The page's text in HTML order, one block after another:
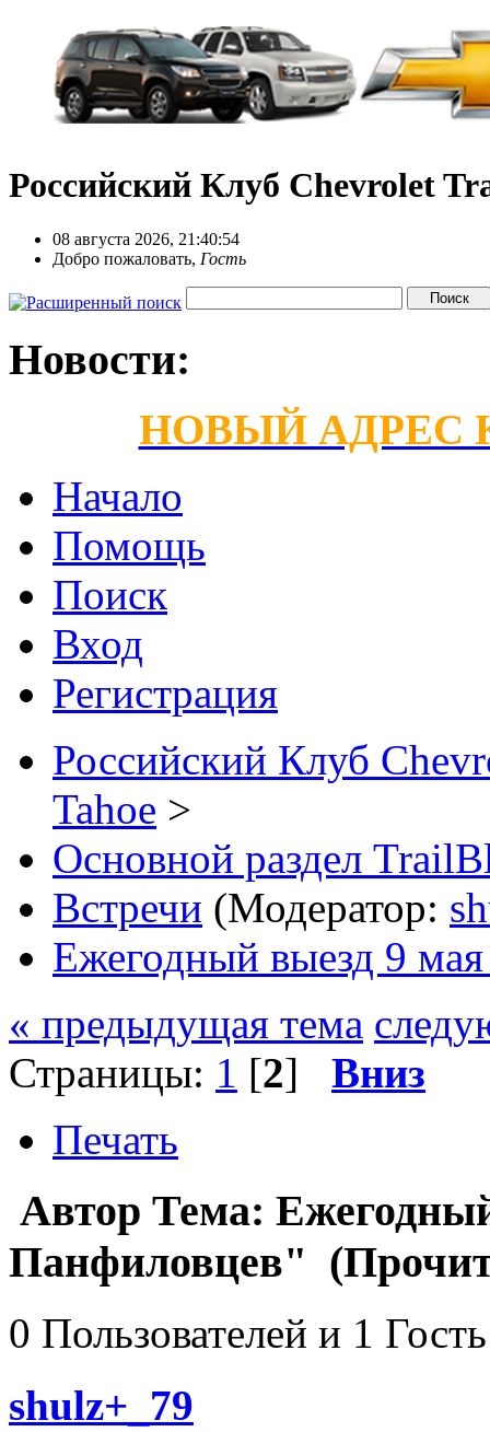
Российский Клуб Chevrolet
08 августа 2026, 21:40:54
Добро пожаловать, Гость
Новости:
НОВЫЙ АДРЕС
Начало
Помощь
Поиск
Вход
Регистрация
Российский Клуб
Tahoe >
Основной раздел
Встречи (Модератор:
Ежегодный выезд 9
« предыдущая тема
Страницы: 1 [2] Вниз
Печать
Автор Тема:
Панфиловцев"
0 Пользователей и 1
shulz+_79